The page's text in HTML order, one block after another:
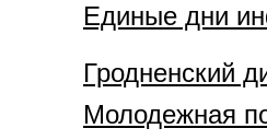
Единые дни
Гродненский
Молодежная